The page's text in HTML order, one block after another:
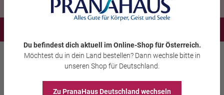
Wohlbefinden Kleidung
Hallux-Valgus-Socken ,
Du befindest dich aktuell im Online-Shopfür Österreich.
Möchtest du in dein Land bestellen? Dann wechsle bitte in
unseren Shop für Deutschland
Zu PranaHausDeutschland wechseln